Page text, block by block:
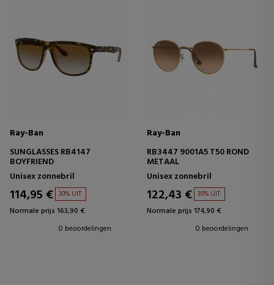
Ray-Ban
SUNGLASSES RB4147
BOYFRIEND
Unisex zonnebril
114,95 € 30% UIT.
Normale prijs 163,90 €
0 beoordelingen
Ray-Ban
RB3447 9001A5 T50 ROND
METAAL
Unisex zonnebril
122,43 € 30% UIT.
Normale prijs 174,90 €
0 beoordelingen